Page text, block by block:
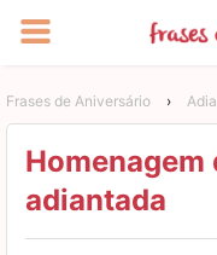
Frases de Aniversário ›
adiantada